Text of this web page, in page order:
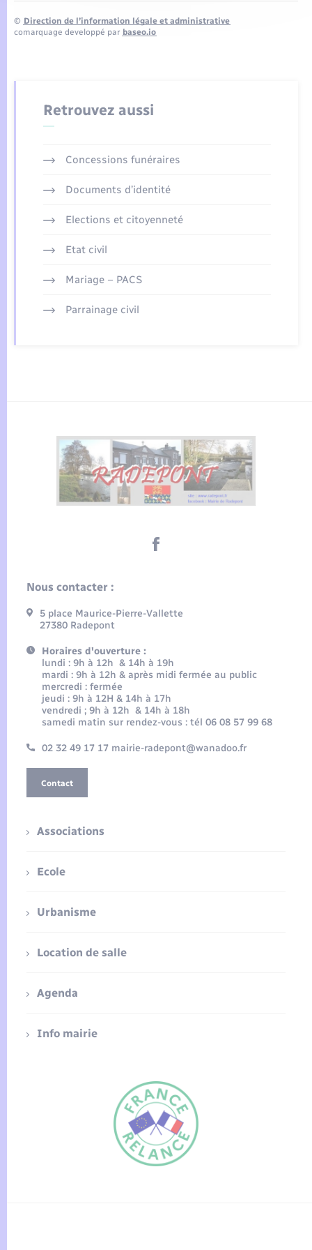
FR
© Direction de l’information légale et administrative
comarquage developpé par baseo.io
Retrouvez aussi
Concessions funéraires
Documents d’identité
Elections et citoyenneté
Etat civil
Mariage – PACS
Parrainage civil
Nous contacter :
5 place Maurice-Pierre-Vallette
27380 Radepont
Horaires d'ouverture :
lundi : 9h à 12h & 14h à 19h
mardi : 9h à 12h & après midi fermée au public
mercredi : fermée
jeudi : 9h à 12H & 14h à 17h
vendredi ; 9h à 12h & 14h à 18h
samedi matin sur rendez-vous : tél 06 08 57 99 68
02 32 49 17 17 mairie-radepont@wanadoo.fr
Contact
Associations
Ecole
Urbanisme
Location de salle
Agenda
Info mairie